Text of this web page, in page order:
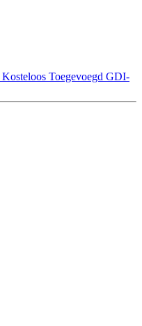
Kosteloos Toegevoegd GDI-